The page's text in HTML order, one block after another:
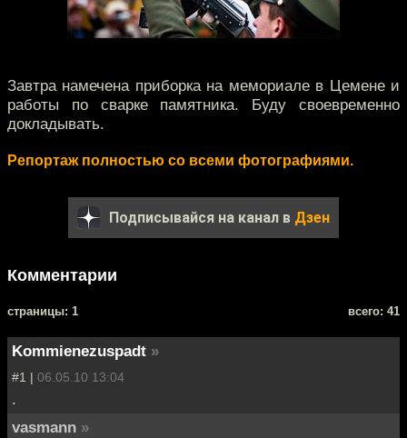
Завтра намечена приборка на мемориале в Цемене и
работы по сварке памятника. Буду своевременно
докладывать.
Репортаж полностью со всеми фотографиями.
Подписывайся на канал в Дзен
Комментарии
cтраницы: 1 всего: 41
Kommienezuspadt »
#1 | 06.05.10 13:04
.
vasmann »